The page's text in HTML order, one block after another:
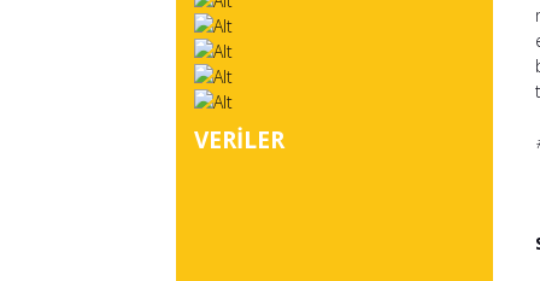
VERİLER